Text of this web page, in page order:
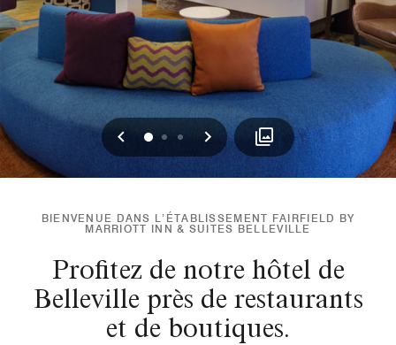
Précédent
0 1 2 Suivant
BIENVENUE DANS L’ÉTABLISSEMENT FAIRFIELD BY
MARRIOTT INN & SUITES BELLEVILLE
Profitez de notre hôtel de
Belleville près de restaurants
et de boutiques.